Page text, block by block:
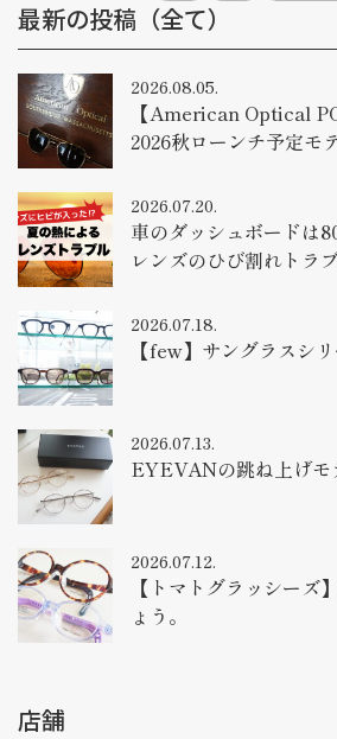
最新の投稿（全て）
2026.08.05.
【American Optical
2026秋ローンチ予定モ
2026.07.20.
車のダッシュボードは
レンズのひび割れトラ
2026.07.18.
【few】サングラスシ
2026.07.13.
EYEVANの跳ね上げ
2026.07.12.
【トマトグラッシーズ
ょう。
店舗